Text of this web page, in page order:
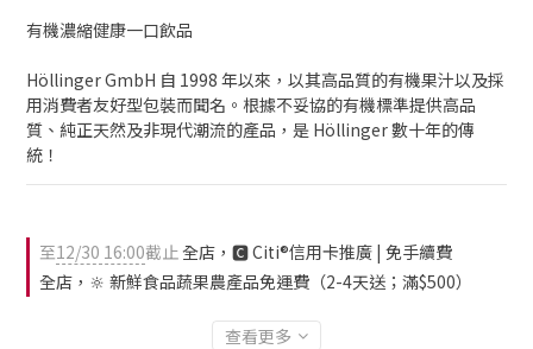
有機濃縮健康一口飲品
Höllinger GmbH 自 1998 年以來，以其高品質的有機果汁以及採
用消費者友好型包裝而聞名。根據不妥協的有機標準提供高品
質、純正天然及非現代潮流的產品，是 Höllinger 數十年的傳
統！
至12/30 16:00截止全店，🅲 Citi®信用卡推廣 | 免手續費
全店，🔆 新鮮食品蔬果農產品免運費（2-4天送；滿$500）
查看更多